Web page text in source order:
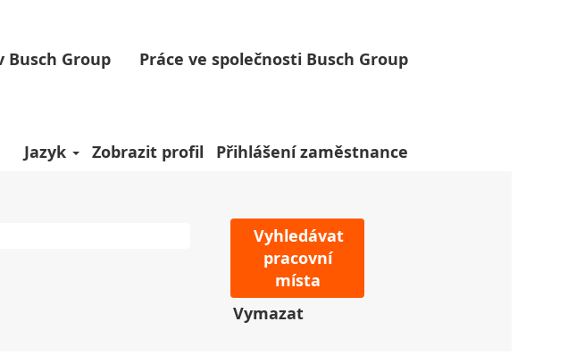
Busch Group Práce ve společnosti Busch Group
Jazyk Zobrazit profil Přihlášení zaměstnance
Vymazat